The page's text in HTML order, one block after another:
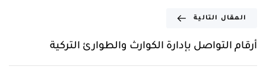
المقال التالية
أرقام التواصل بإدارة الكوارث والطوارئ التركية